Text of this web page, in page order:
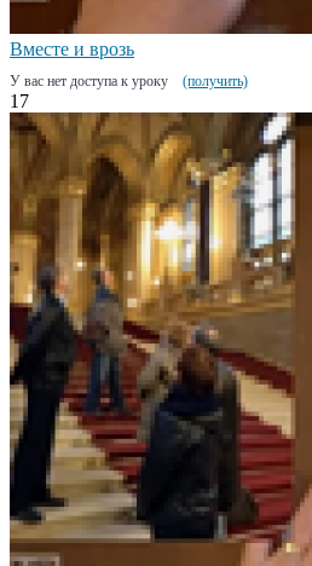
Вместе и врозь
У вас нет доступа к уроку (получить)
17